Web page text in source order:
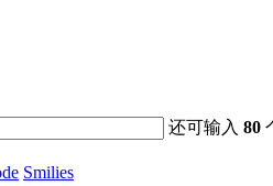
还可输入80
Smilies